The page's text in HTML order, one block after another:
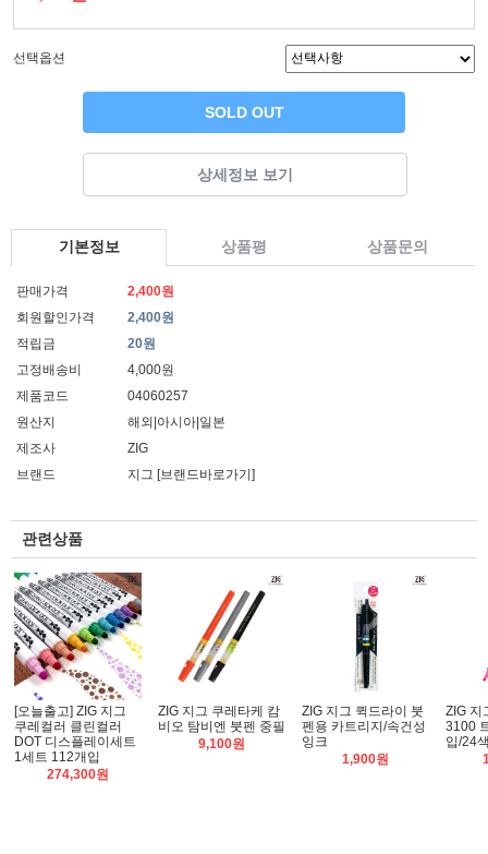
선택옵션
SOLD OUT
상세정보 보기
기본정보 상품평 상품문의
판매가격
2,400원
회원할인가격
2,400원
적립금
20원
고정배송비
4,000원
제품코드
04060257
원산지
해외|아시아|일본
제조사
ZIG
브랜드
지그 [브랜드바로가기]
관련상품
[오늘출고] ZIG 지그
쿠레컬러 클린컬러
DOT 디스플레이세트
1세트 112개입
274,300원
ZIG 지그 쿠레타케 캄
비오 탐비엔 붓펜 중필
9,100원
ZIG 지그 퀵드라이 붓
펜용 카트리지/속건성
잉크
1,900원
ZIG 지
3100
입/24